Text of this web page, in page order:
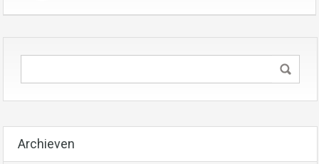
Archieven